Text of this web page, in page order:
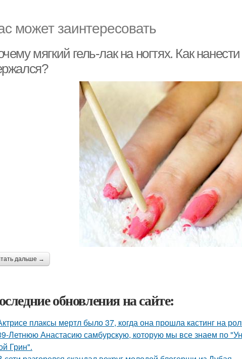
может заинтересовать
мягкий гель-лак на ногтях. Как
дальше →
обновления на сайте:
плаксы мертл было 37, когда она прошла кастинг на
Летнюю Анастасию самбурскую, которую мы все знаем по
Грин".